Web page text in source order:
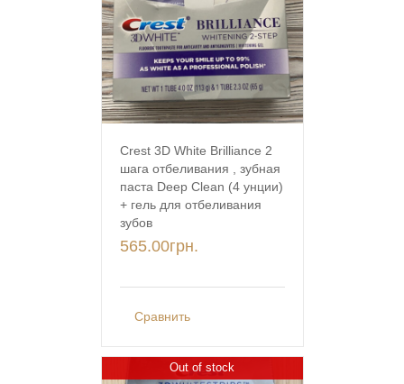
Crest 3D White Brilliance 2
шага отбеливания , зубная
паста Deep Clean (4 унции)
+ гель для отбеливания
зубов
565.00грн.
Сравнить
Out of stock